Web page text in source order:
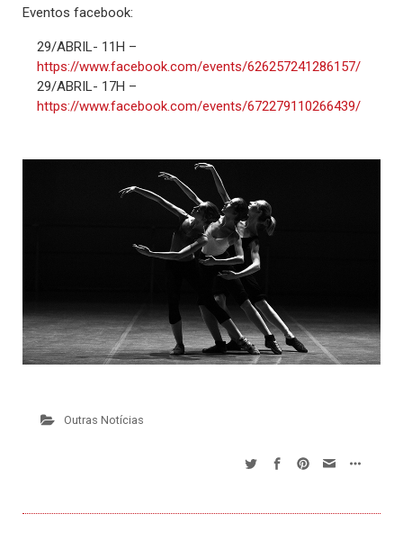
Eventos facebook:
29/ABRIL- 11H –
https://www.facebook.com/events/626257241286157/
29/ABRIL- 17H –
https://www.facebook.com/events/672279110266439/
Outras Notícias